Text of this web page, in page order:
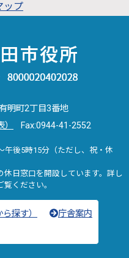
ップ
明町2丁目3番地
Fax:0944-41-2552
午後5時15分（ただし、祝・休
日窓口を開設しています。詳し
ください。
探す）
庁舎案内